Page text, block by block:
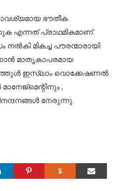
ഭൗതീക
എന്നത് പ്രാഥമികമാണ്.
നൽകി മികച്ച പൗരന്മാരായി
മാതൃകാപരമായ
ഇസ്ലാം വൊക്കേഷണൽ
,
നേരുന്നു.